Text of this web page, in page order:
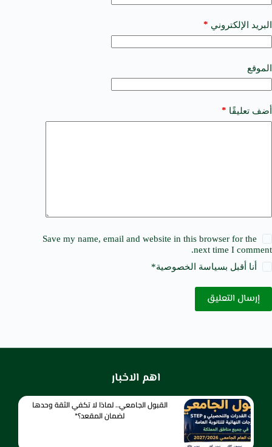
البريد الإلكتروني *
الموقع
أضف تعليقًا *
Save my name, email and website in this browser for the
next time I comment.
أنا أقبل بسياسة الخصوصية*
إرسال التعليق
a
t
i
e
:
اهم الاخبار
القبول الجامعي.. لماذا لا تكفي الثقة وحدها
لضمان المقعد؟*